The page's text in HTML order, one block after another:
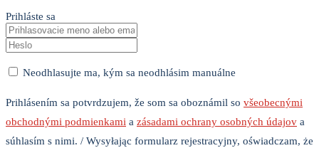
Prihláste sa
Neodhlasujte ma, kým sa neodhlásim manuálne
Prihlásením sa potvrdzujem, že som sa oboznámil so všeobecnými
obchodnými podmienkami a zásadami ochrany osobných údajov a
súhlasím s nimi. / Wysyłając formularz rejestracyjny, oświadczam, że